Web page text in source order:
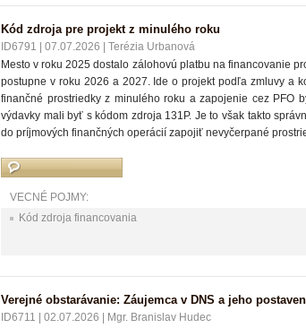
Kód zdroja pre projekt z minulého roku
ID6791 07.07.2026
Terézia Urbanová
Mesto v roku 2025 dostalo zálohovú platbu na financovanie
postupne v roku 2026 a 2027. Ide o projekt podľa zmluvy a
finančné prostriedky z minulého roku a zapojenie cez PFO
výdavky mali byť s kódom zdroja 131P. Je to však takto
do príjmových finančných operácií zapojiť nevyčerpané
VECNÉ POJMY:
Kód zdroja financovania
Verejné obstarávanie: Záujemca v DNS a jeho
ID6711 02.07.2026
Mgr. Branislav Hudec